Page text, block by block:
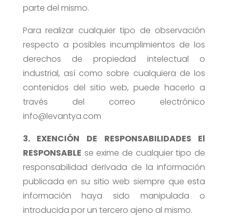
parte del mismo.
Para realizar cualquier tipo de observación
respecto a posibles incumplimientos de los
derechos de propiedad intelectual o
industrial, así como sobre cualquiera de los
contenidos del sitio web, puede hacerlo a
través del correo electrónico
info@levantya.com
3. EXENCIÓN DE RESPONSABILIDADES El
RESPONSABLE se exime de cualquier tipo de
responsabilidad derivada de la información
publicada en su sitio web siempre que esta
información haya sido manipulada o
introducida por un tercero ajeno al mismo.